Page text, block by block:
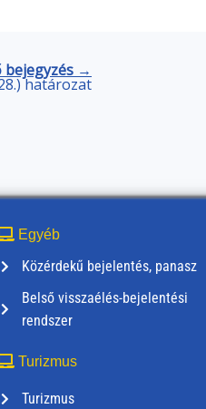
bejegyzés →
határozat
Egyéb
Közérdekű bejelentés, panasz
Belső visszaélés-bejelentési
rendszer
Turizmus
Turizmus